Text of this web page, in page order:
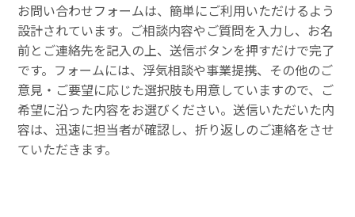
お問い合わせフォームは、簡単にご利用いただけるよう
設計されています。ご相談内容やご質問を入力し、お名
前とご連絡先を記入の上、送信ボタンを押すだけで完了
です。フォームには、浮気相談や事業提携、その他のご
意見・ご要望に応じた選択肢も用意していますので、ご
希望に沿った内容をお選びください。送信いただいた内
容は、迅速に担当者が確認し、折り返しのご連絡をさせ
ていただきます。